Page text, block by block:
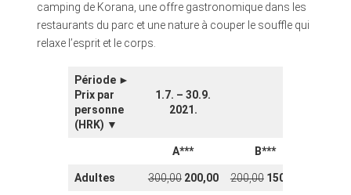
camping de Korana, une offre gastronomique dans les
restaurants du parc et une nature à couper le souffle qui
relaxe l’esprit et le corps.
Période ►
Prix par
personne
(HRK) ▼
1.7. – 30.9.
2021.
A*** B***
Adultes 300,00 200,00 200,00 150,00